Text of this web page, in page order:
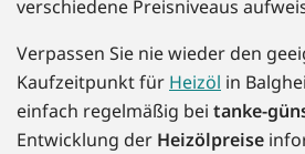
verschiedene Preisniveaus
Verpassen Sie nie wieder den
Kaufzeitpunkt für Heizöl in
einfach regelmäßig bei tanke-
Entwicklung der Heizölpreise